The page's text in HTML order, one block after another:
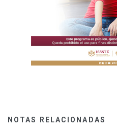
NOTAS RELACIONADAS